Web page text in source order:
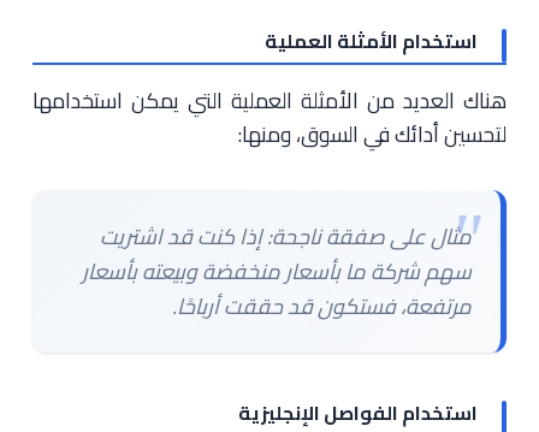
استخدام الأمثلة العملية
هناك العديد من الأمثلة العملية التي يمكن استخدامها
لتحسين أدائك في السوق، ومنها:
مثال على صفقة ناجحة: إذا كنت قد اشتريت
سهم شركة ما بأسعار منخفضة وبيعته بأسعار
مرتفعة، فستكون قد حققت أرباحًا.
استخدام الفواصل الإنجليزية